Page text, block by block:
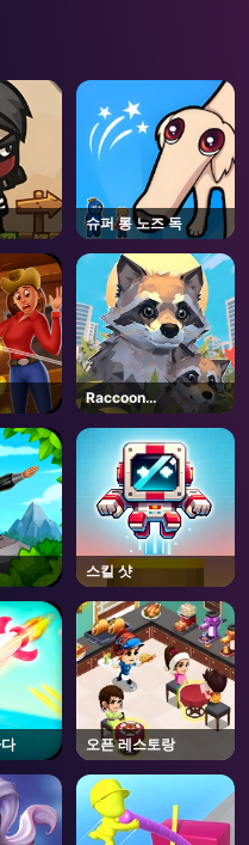
슈퍼 롱 노즈 독
Raccoon
Adventure: City
Simulator 3D
스킬 샷
오픈 레스토랑